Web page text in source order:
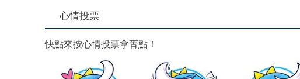
心情投票
快點來按心情投票拿菁點！